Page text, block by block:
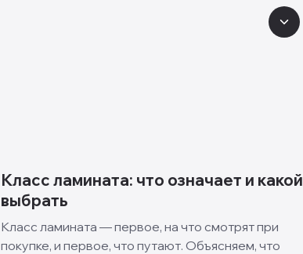
Класс ламината: что означает и какой
выбрать
Класс ламината — первое, на что смотрят при
покупке, и первое, что путают. Объясняем, что